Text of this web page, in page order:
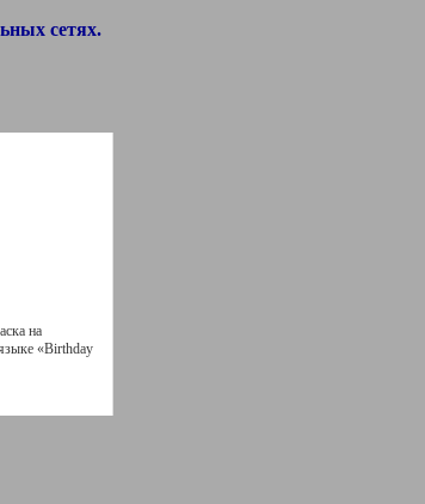
сетях.
на
«Birthday